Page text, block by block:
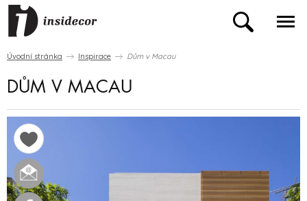
Úvodní stránka Inspirace Dům v Macau
DŮM V MACAU